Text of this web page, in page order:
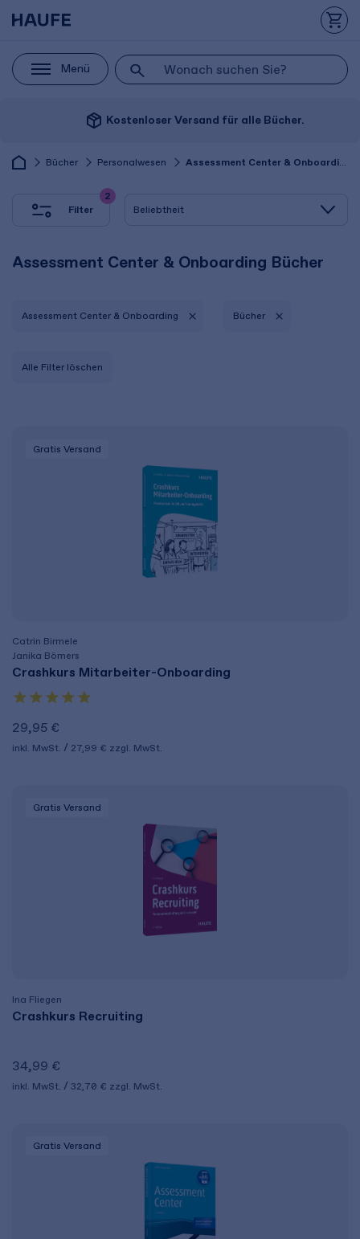
Menü
package_2 Kostenloser Versand für alle Bücher.
Bücher Personalwesen Assessment Center & Onboarding
Filter
2
Assessment Center & Onboarding Bücher
Assessment Center & Onboarding Bücher
Alle Filter löschen
Gratis Versand
Catrin Birmele
Janika Bömers
Crashkurs Mitarbeiter-Onboarding
29,95 €
inkl. MwSt. 27,99 € zzgl. MwSt.
Gratis Versand
Ina Fliegen
Crashkurs Recruiting
34,99 €
inkl. MwSt. 32,70 € zzgl. MwSt.
Gratis Versand